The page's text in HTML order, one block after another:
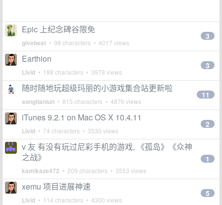
Epic 上纪念碑谷限免
givebest • 98 characters • 4017 views
3
Earthion
Livid • 188 characters • 3978 views
3
随时随地玩超级玛丽的小游戏集合站更新啦
songtianlun • 815 characters • 4876 views
11
iTunes 9.2.1 on Mac OS X 10.4.11
Livid • 74 characters • 3530 views
2
v 友 有没有玩过尼彩手机的游戏, 《孤岛》《众神
之战》
kamikaze472 • 209 characters • 3553 views
1
xemu 项目进展神速
Livid • 114 characters • 4300 views
5